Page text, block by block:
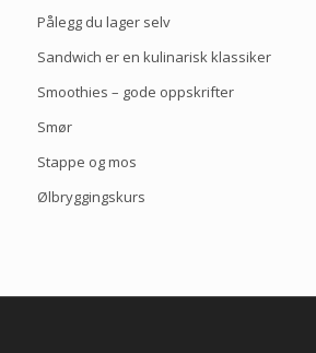
Pålegg du lager selv
Sandwich er en kulinarisk klassiker
Smoothies – gode oppskrifter
Smør
Stappe og mos
Ølbryggingskurs